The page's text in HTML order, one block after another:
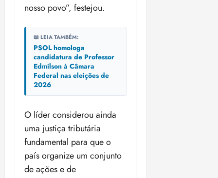
nosso povo”, festejou.
📖 LEIA TAMBÉM:
PSOL homologa
candidatura de Professor
Edmilson à Câmara
Federal nas eleições de
2026
O líder considerou ainda
uma justiça tributária
fundamental para que o
país organize um conjunto
de ações e de